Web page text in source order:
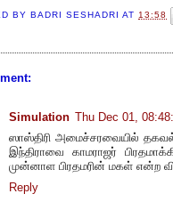
BY BADRI SESHADRI AT13:58
Simulation Thu Dec 01,
ஸாஸ்திரி அமைச்சரவையில் தகவல்
இந்திராவை காமராஜர்
முன்னாள பிரதமரின் மகள் என்ற
Reply